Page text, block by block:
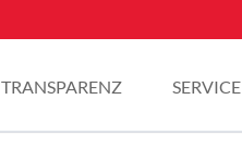
TRANSPARENZ SERVICE